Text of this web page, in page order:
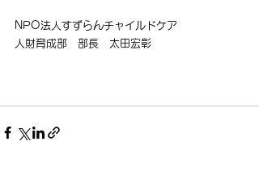
NPO法人すずらんチャイルドケア
人財育成部　部長　太田宏彰